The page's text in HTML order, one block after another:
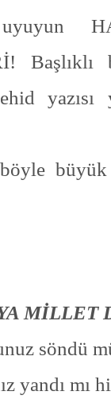
Başlıklı
yazısı
büyük
MİLLET
söndü
yandı mı